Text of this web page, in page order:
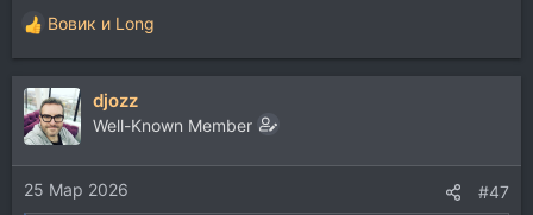
Р
е
а
к
ц
и
и
:
Вовик и Long
djozz
Well-Known Member
25 Мар 2026 #47